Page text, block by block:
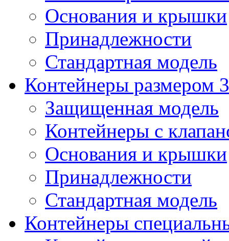
Основания и крышки
Принадлежности
Стандартная модель
Контейнеры размером
Защищенная модель
Контейнеры с
Основания и крышки
Принадлежности
Стандартная модель
Контейнеры